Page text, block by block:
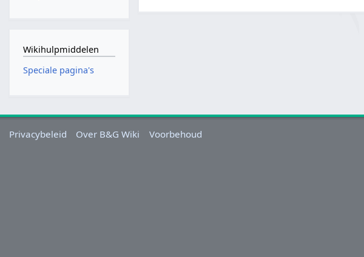
Wikihulpmiddelen
Speciale pagina's
Privacybeleid Over B&G Wiki Voorbehoud